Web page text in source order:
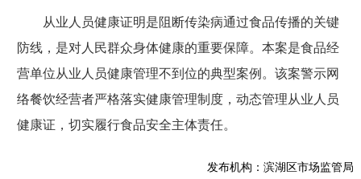
从业人员健康证明是阻断传染病通过食品传播的关键
防线，是对人民群众身体健康的重要保障。本案是食品经
营单位从业人员健康管理不到位的典型案例。该案警示网
络餐饮经营者严格落实健康管理制度，动态管理从业人员
健康证，切实履行食品安全主体责任。
发布机构：滨湖区市场监管局